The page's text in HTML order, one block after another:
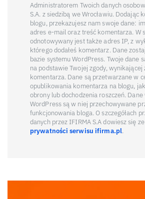
Administratorem Twoich danych
S.A. z siedzibą we Wrocławiu. Dodając
blogu, przekazujesz nam swoje dane:
adres e-mail oraz treść komentarza. W
odnotowywany jest także adres IP, z
którego dodałeś komentarz. Dane
bazie systemu WordPress. Twoje dane
na podstawie Twojej zgody, wynikającej
komentarza. Dane są przetwarzane w
opublikowania komentarza na blogu,
obrony lub dochodzenia roszczeń.
WordPress są w niej przechowywane
funkcjonowania bloga. O szczegółach
danych przez IFIRMA S.A dowiesz się
prywatności serwisu ifirma.pl.